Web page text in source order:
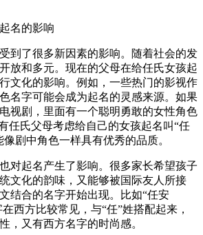
名的影响
到了很多新因素的影响。随着社会的发
放和多元。现在的父母在给任氏女孩起
文化的影响。例如，一些热门的影视作
名字可能会成为起名的灵感来源。如果
视剧，里面有一个聪明勇敢的女性角色
任氏父母考虑给自己的女孩起名叫“任
剧中角色一样具有优秀的品质。
对起名产生了影响。很多家长希望孩子
文化的韵味，又能够被国际友人所接
结合的名字开始出现。比如“任安
西方比较常见，与“任”姓搭配起来，
，又有西方名字的时尚感。